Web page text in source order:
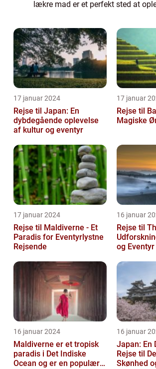
lækre mad er et perfekt sted at
en all inclusive ferie i...
17 januar 2024
Rejse til Japan: En
dybdegående oplevelse
af kultur og eventyr
17 januar
Rejse til
Magiske
17 januar 2024
Rejse til Maldiverne - Et
Paradis for Eventyrlystne
Rejsende
16 januar
Rejse til
og Eventyr
16 januar 2024
Maldiverne er et tropisk
paradis i Det Indiske
Ocean og er en populær
16 januar
Japan: En
Rejse til
Skønhed